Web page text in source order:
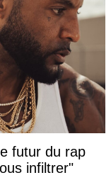
futur du rap
infiltrer"